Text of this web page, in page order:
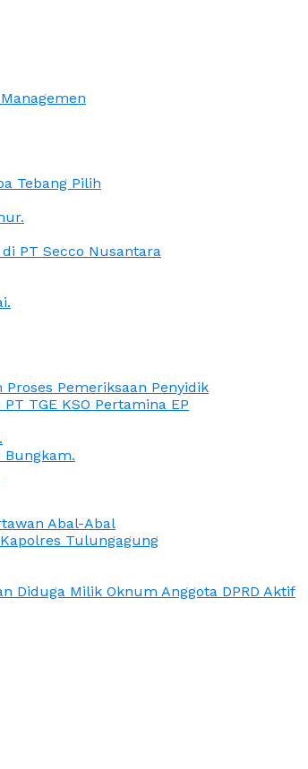
Tebang Pilih
PT Secco Nusantara
Pemeriksaan Penyidik
TGE KSO Pertamina EP
Bungkam.
Abal-Abal
Tulungagung
Diduga Milik Oknum Anggota DPRD Aktif